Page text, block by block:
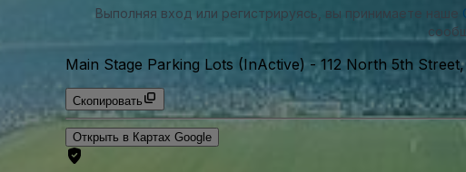
Выполняя вход или регистрируясь, вы принимаете наше
Main Stage Parking Lots (InActive) - 112 North 5th
Скопировать
Открыть в Картах Google